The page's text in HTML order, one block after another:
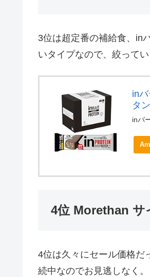
3位は超定番の補給食、in
いタイプなので、絞って
in
タ
inバ
4位 Morethan サ
4位は久々にセール価格だ
続中なのでお見逃しなく